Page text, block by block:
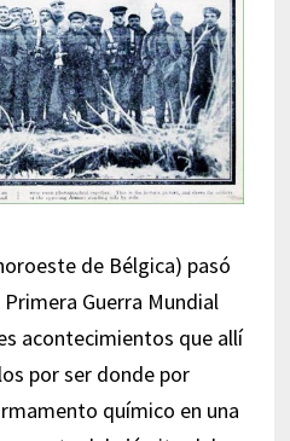
de Bélgica) pasó
Guerra Mundial
acontecimientos que allí
por ser donde por
químico en una